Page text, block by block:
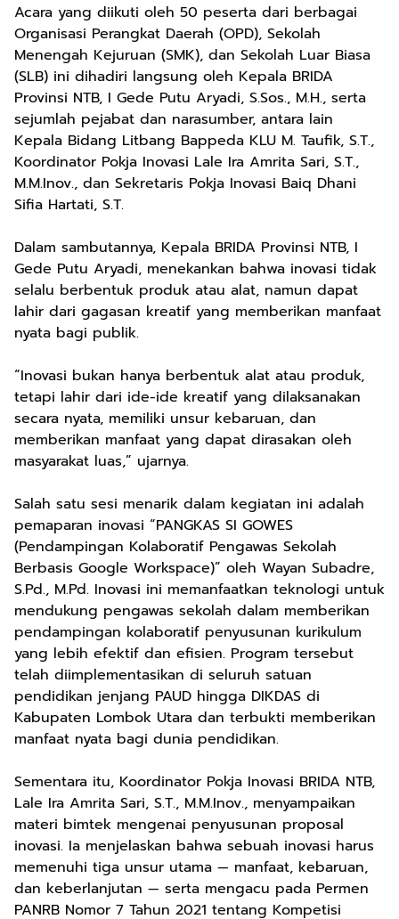
Acara yang diikuti oleh 50 peserta dari berbagai
Organisasi Perangkat Daerah (OPD), Sekolah
Menengah Kejuruan (SMK), dan Sekolah Luar Biasa
(SLB) ini dihadiri langsung oleh Kepala BRIDA
Provinsi NTB, I Gede Putu Aryadi, S.Sos., M.H., serta
sejumlah pejabat dan narasumber, antara lain
Kepala Bidang Litbang Bappeda KLU M. Taufik, S.T.,
Koordinator Pokja Inovasi Lale Ira Amrita Sari, S.T.,
M.M.Inov., dan Sekretaris Pokja Inovasi Baiq Dhani
Sifia Hartati, S.T.
Dalam sambutannya, Kepala BRIDA Provinsi NTB, I
Gede Putu Aryadi, menekankan bahwa inovasi tidak
selalu berbentuk produk atau alat, namun dapat
lahir dari gagasan kreatif yang memberikan manfaat
nyata bagi publik.
“Inovasi bukan hanya berbentuk alat atau produk,
tetapi lahir dari ide-ide kreatif yang dilaksanakan
secara nyata, memiliki unsur kebaruan, dan
memberikan manfaat yang dapat dirasakan oleh
masyarakat luas,” ujarnya.
Salah satu sesi menarik dalam kegiatan ini adalah
pemaparan inovasi “PANGKAS SI GOWES
(Pendampingan Kolaboratif Pengawas Sekolah
Berbasis Google Workspace)” oleh Wayan Subadre,
S.Pd., M.Pd. Inovasi ini memanfaatkan teknologi untuk
mendukung pengawas sekolah dalam memberikan
pendampingan kolaboratif penyusunan kurikulum
yang lebih efektif dan efisien. Program tersebut
telah diimplementasikan di seluruh satuan
pendidikan jenjang PAUD hingga DIKDAS di
Kabupaten Lombok Utara dan terbukti memberikan
manfaat nyata bagi dunia pendidikan.
Sementara itu, Koordinator Pokja Inovasi BRIDA NTB,
Lale Ira Amrita Sari, S.T., M.M.Inov., menyampaikan
materi bimtek mengenai penyusunan proposal
inovasi. Ia menjelaskan bahwa sebuah inovasi harus
memenuhi tiga unsur utama — manfaat, kebaruan,
dan keberlanjutan — serta mengacu pada Permen
PANRB Nomor 7 Tahun 2021 tentang Kompetisi